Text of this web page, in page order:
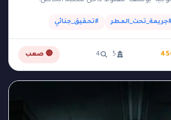
#تحقيق_جنائي
5
4 🔴 صعب